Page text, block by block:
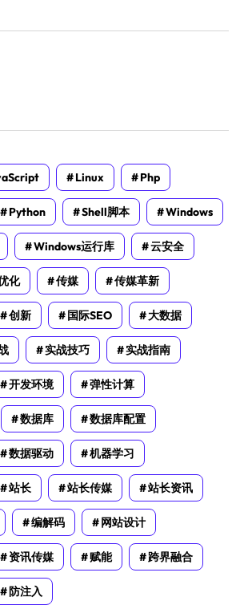
Linux Php
Python Shell脚本 Windows
Windows运行库 云安全
化 传媒 传媒革新
创新 国际SEO 大数据
实战技巧 实战指南
开发环境 弹性计算
数据库 数据库配置
数据驱动 机器学习
站长 站长传媒 站长资讯
编解码 网站设计
资讯传媒 赋能 跨界融合
防注入